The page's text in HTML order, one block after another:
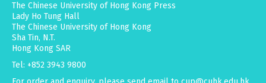
The Chinese University of Hong Kong Press
Lady Ho Tung Hall
The Chinese University of Hong Kong
Sha Tin, N.T.
Hong Kong SAR
Tel: +852 3943 9800